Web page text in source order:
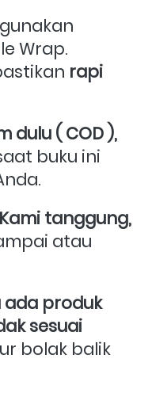
Wrap.
rapi
dulu ( COD ),
buku ini
tanggung,
atau
ada produk
sesuai
bolak balik